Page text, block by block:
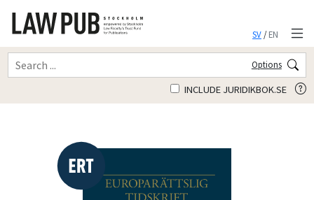
SV/EN
Options
INCLUDE JURIDIKBOK.SE